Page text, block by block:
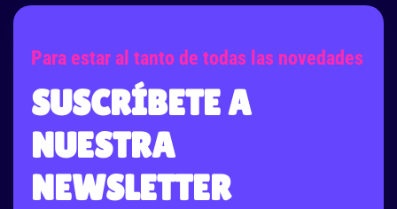
Para estar al tanto de todas las novedades
SUSCRÍBETE A
NUESTRA
NEWSLETTER